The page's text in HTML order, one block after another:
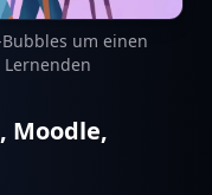
um einen
Moodle,